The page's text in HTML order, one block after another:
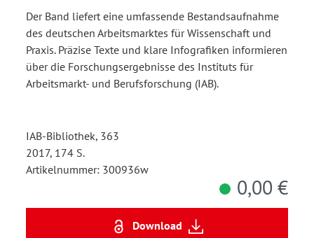
Der Band liefert eine umfassende Bestandsaufnahme
des deutschen Arbeitsmarktes für Wissenschaft und
Praxis. Präzise Texte und klare Infografiken informieren
über die Forschungsergebnisse des Instituts für
Arbeitsmarkt- und Berufsforschung (IAB).
IAB-Bibliothek, 363
2017, 174 S.
Artikelnummer: 300936w
0,00 €
Download